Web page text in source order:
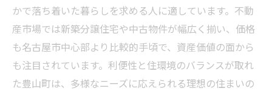
かで落ち着いた暮らしを求める人に適しています。不動
産市場では新築分譲住宅や中古物件が幅広く揃い、価格
も名古屋市中心部より比較的手頃で、資産価値の面から
も注目されています。利便性と住環境のバランスが取れ
た豊山町は、多様なニーズに応えられる理想の住まいの